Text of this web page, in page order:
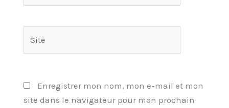
Enregistrer mon nom, mon e-mail et mon
site dans le navigateur pour mon prochain